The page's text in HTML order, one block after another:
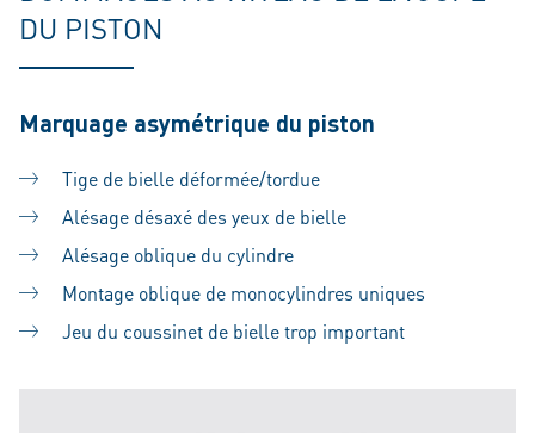
DU PISTON
Marquage asymétrique du piston
Tige de bielle déformée/tordue
Alésage désaxé des yeux de bielle
Alésage oblique du cylindre
Montage oblique de monocylindres uniques
Jeu du coussinet de bielle trop important